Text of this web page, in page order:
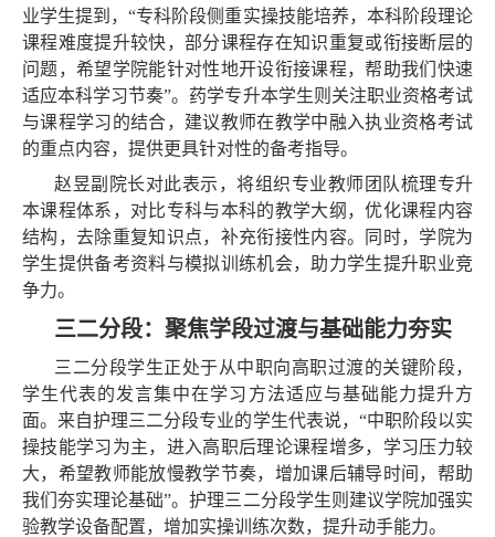
业学生提到，“专科阶段侧重实操技能培养，本科阶段理论
课程难度提升较快，部分课程存在知识重复或衔接断层的
问题，希望学院能针对性地开设衔接课程，帮助我们快速
适应本科学习节奏”。药学专升本学生则关注职业资格考试
与课程学习的结合，建议教师在教学中融入执业资格考试
的重点内容，提供更具针对性的备考指导。
赵昱副院长对此表示，将组织专业教师团队梳理专升
本课程体系，对比专科与本科的教学大纲，优化课程内容
结构，去除重复知识点，补充衔接性内容。同时，学院为
学生提供备考资料与模拟训练机会，助力学生提升职业竞
争力。
三二分段：聚焦学段过渡与基础能力夯实
三二分段学生正处于从中职向高职过渡的关键阶段，
学生代表的发言集中在学习方法适应与基础能力提升方
面。来自护理三二分段专业的学生代表说，“中职阶段以实
操技能学习为主，进入高职后理论课程增多，学习压力较
大，希望教师能放慢教学节奏，增加课后辅导时间，帮助
我们夯实理论基础”。护理三二分段学生则建议学院加强实
验教学设备配置，增加实操训练次数，提升动手能力。